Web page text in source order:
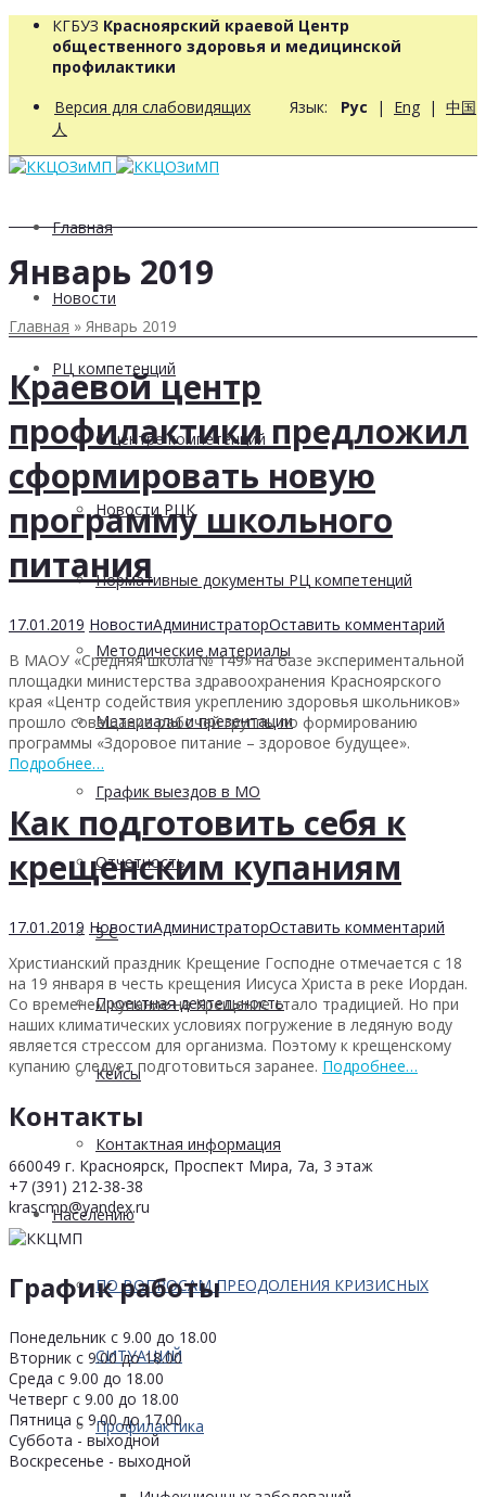
КГБУЗ Красноярский краевой Центр
общественного здоровья и медицинской
профилактики
Версия для слабовидящих Язык: Рус | Eng | 中国
人
Главная
Новости
РЦ компетенций
О центре компетенций
Новости РЦК
Нормативные документы РЦ компетенций
Методические материалы
Материалы и презентации
График выездов в МО
Отчетность
5 С
Проектная деятельность
Кейсы
Контактная информация
Населению
ПО ВОПРОСАМ ПРЕОДОЛЕНИЯ КРИЗИСНЫХ
СИТУАЦИЙ
Профилактика
Январь 2019
Главная » Январь 2019
Краевой центр
профилактики предложил
сформировать новую
программу школьного
питания
17.01.2019 НовостиАдминистраторОставить комментарий
В МАОУ «Средняя школа № 149» на базе экспериментальной
площадки министерства здравоохранения Красноярского
края «Центр содействия укреплению здоровья школьников»
прошло совещание рабочей группы по формированию
программы «Здоровое питание – здоровое будущее».
Подробнее…
Как подготовить себя к
крещенским купаниям
17.01.2019 НовостиАдминистраторОставить комментарий
Христианский праздник Крещение Господне отмечается с 18
на 19 января в честь крещения Иисуса Христа в реке Иордан.
Со временем купание на Крещение стало традицией. Но при
наших климатических условиях погружение в ледяную воду
является стрессом для организма. Поэтому к крещенскому
купанию следует подготовиться заранее. Подробнее…
Контакты
660049 г. Красноярск, Проспект Мира, 7а, 3 этаж
+7 (391) 212-38-38
krascmp@yandex.ru
График работы
Понедельник с 9.00 до 18.00
Вторник с 9.00 до 18.00
Среда с 9.00 до 18.00
Четверг с 9.00 до 18.00
Пятница с 9.00 до 17.00
Суббота - выходной
Воскресенье - выходной